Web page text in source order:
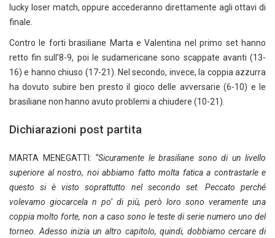
lucky loser match, oppure accederanno direttamente agli ottavi di
finale.
Contro le forti brasiliane Marta e Valentina nel primo set hanno
retto fin sull’8-9, poi le sudamericane sono scappate avanti (13-
16) e hanno chiuso (17-21). Nel secondo, invece, la coppia azzurra
ha dovuto subire ben presto il gioco delle avversarie (6-10) e le
brasiliane non hanno avuto problemi a chiudere (10-21).
Dichiarazioni post partita
MARTA MENEGATTI: “Sicuramente le brasiliane sono di un livello
superiore al nostro, noi abbiamo fatto molta fatica a contrastarle e
questo si è visto soprattutto nel secondo set. Peccato perché
volevamo giocarcela n po’ di più, però loro sono veramente una
coppia molto forte, non a caso sono le teste di serie numero uno del
torneo. Adesso inizia un altro capitolo, quindi, dobbiamo cercare di